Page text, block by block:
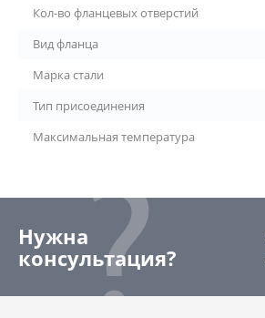
Кол-во фланцевых отверстий
Вид фланца
Марка стали
Тип присоединения
Максимальная температура
Нужна
консультация?